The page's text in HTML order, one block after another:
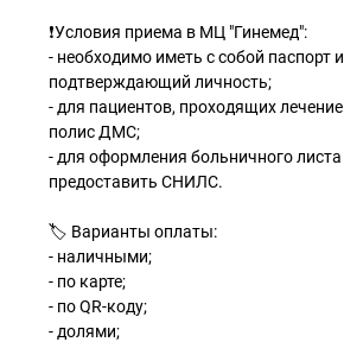
❗Условия приема в МЦ "Гинемед":
- необходимо иметь с собой паспорт
подтверждающий личность;
- для пациентов, проходящих
полис ДМС;
- для оформления больничного
предоставить СНИЛС.
🏷 Варианты оплаты:
- наличными;
- по карте;
- по QR-коду;
- долями;